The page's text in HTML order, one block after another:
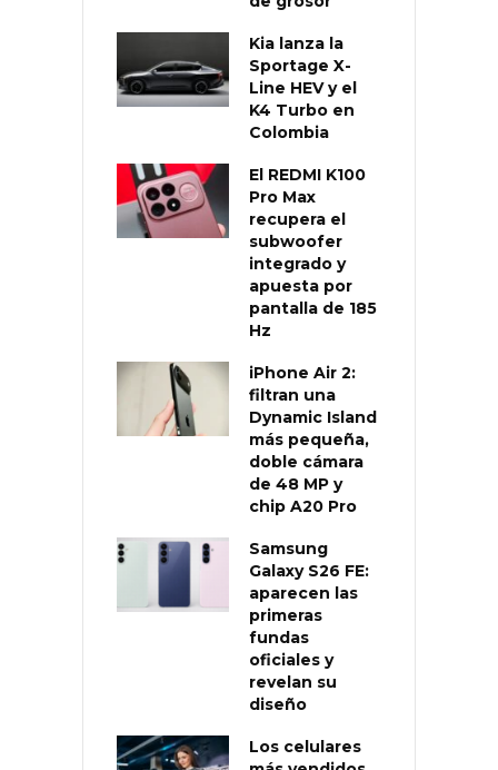
Kia lanza la
Sportage X-
Line HEV y el
K4 Turbo en
Colombia
El REDMI K100
Pro Max
recupera el
subwoofer
integrado y
apuesta por
pantalla de 185
Hz
iPhone Air 2:
filtran una
Dynamic Island
más pequeña,
doble cámara
de 48 MP y
chip A20 Pro
Samsung
Galaxy S26 FE:
aparecen las
primeras
fundas
oficiales y
revelan su
diseño
Los celulares